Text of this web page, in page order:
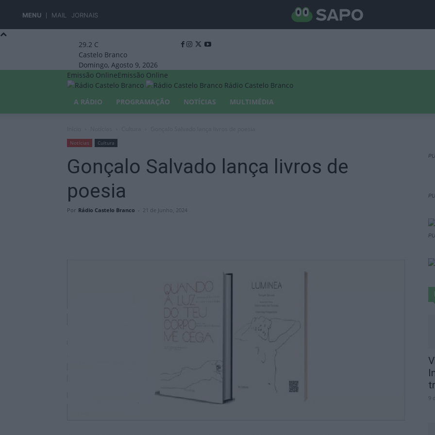
MENU MAIL JORNAIS
29.2 C
Castelo Branco
Domingo, Agosto 9, 2026
Emissão OnlineEmissão Online
Rádio Castelo Branco
A RÁDIO
PROGRAMAÇÃO NOTÍCIAS MULTIMÉDIA
Notícias Cultura
Gonçalo Salvado lança livros de
poesia
Por Rádio Castelo Branco - 21 de Junho, 2024
9